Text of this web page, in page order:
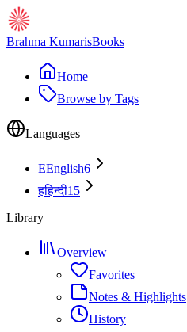
Brahma KumarisBooks
Home
Browse by Tags
Languages
EEnglish6
हहिन्दी15
Library
Overview
Favorites
Notes & Highlights
History